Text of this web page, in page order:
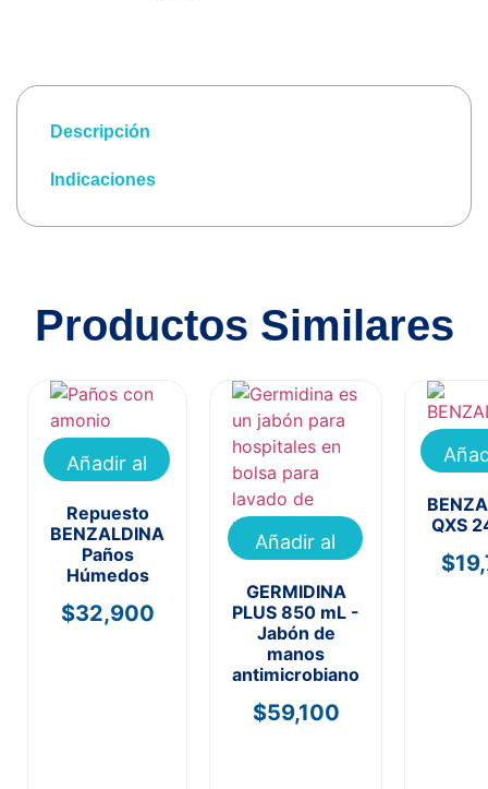
Descripción
Indicaciones
Productos Similares
Añadir al
Repuesto
BENZALDINA
Paños
Húmedos
$32,900
Añadir al
GERMIDINA
PLUS 850 mL -
Jabón de
manos
antimicrobiano
$59,100
QXS
$